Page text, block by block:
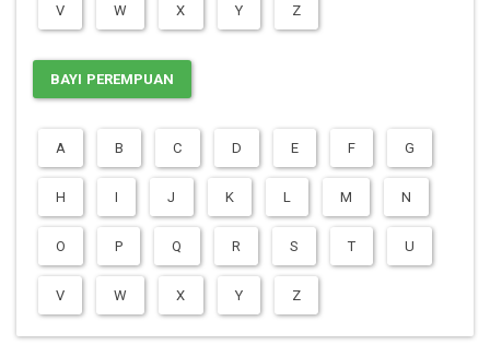
V W X Y Z
BAYI PEREMPUAN
A B C D E F G
H I J K L M N
O P Q R S T U
V W X Y Z